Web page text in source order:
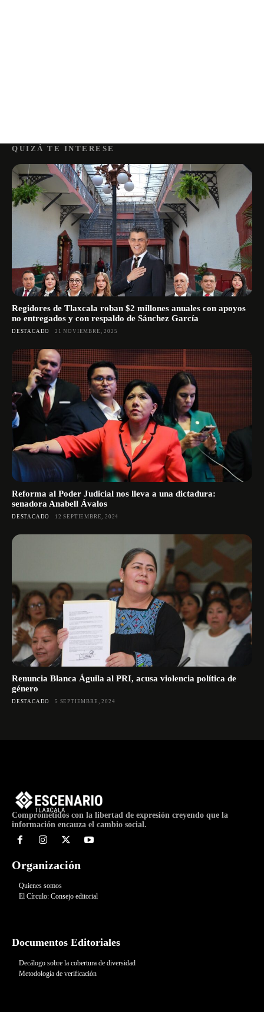
QUIZÁ TE INTERESE
Regidores de Tlaxcala roban $2 millones anuales con apoyos
no entregados y con respaldo de Sánchez García
DESTACADO 21 NOVIEMBRE, 2025
Reforma al Poder Judicial nos lleva a una dictadura:
senadora Anabell Ávalos
DESTACADO 12 SEPTIEMBRE, 2024
Renuncia Blanca Águila al PRI, acusa violencia política de
género
DESTACADO 5 SEPTIEMBRE, 2024
Comprometidos con la libertad de expresión creyendo que la
información encauza el cambio social.
Organización
Quienes somos
El Círculo: Consejo editorial
Documentos Editoriales
Decálogo sobre la cobertura de diversidad
Metodología de verificación